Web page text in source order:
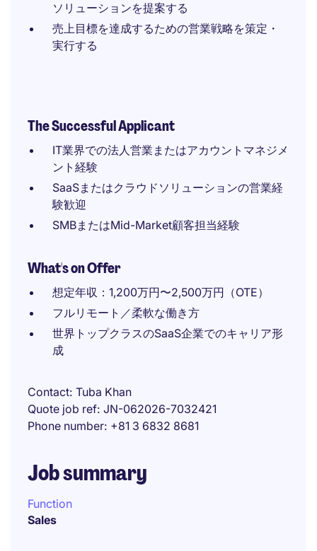
ソリューションを提案する
売上目標を達成するための営業戦略を策定・
実行する
The Successful Applicant
IT業界での法人営業またはアカウントマネジメ
ント経験
SaaSまたはクラウドソリューションの営業経
験歓迎
SMBまたはMid-Market顧客担当経験
What's on Offer
想定年収：1,200万円〜2,500万円（OTE）
フルリモート／柔軟な働き方
世界トップクラスのSaaS企業でのキャリア形
成
Contact Tuba Khan
Quote job ref JN-062026-7032421
Phone number +81 3 6832 8681
Job summary
Function
Sales